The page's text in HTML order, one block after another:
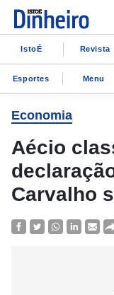
IstoÉ Revista
Esportes Menu
Economia
Aécio
Carvalho